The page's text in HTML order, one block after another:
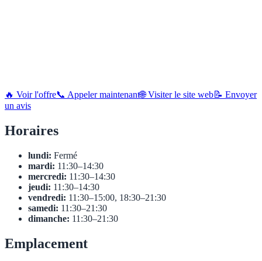
🔥 Voir l'offre📞 Appeler maintenant🌐 Visiter le site web📝 Envoyer
un avis
Horaires
lundi: Fermé
mardi: 11:30–14:30
mercredi: 11:30–14:30
jeudi: 11:30–14:30
vendredi: 11:30–15:00, 18:30–21:30
samedi: 11:30–21:30
dimanche: 11:30–21:30
Emplacement